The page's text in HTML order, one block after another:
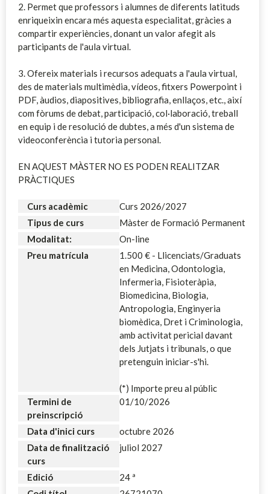
2. Permet que professors i alumnes de diferents latituds
enriqueixin encara més aquesta especialitat, gràcies a
compartir experiències, donant un valor afegit als
participants de l'aula virtual.
3. Ofereix materials i recursos adequats a l'aula virtual,
des de materials multimèdia, vídeos, fitxers Powerpoint i
PDF, àudios, diapositives, bibliografia, enllaços, etc., així
com fòrums de debat, participació, col·laboració, treball
en equip i de resolució de dubtes, a més d'un sistema de
videoconferència i tutoria personal.
EN AQUEST MÀSTER NO ES PODEN REALITZAR
PRÀCTIQUES
Curs acadèmic
Curs 2026/2027
Tipus de curs
Màster de Formació Permanent
Modalitat:
On-line
Preu matrícula
1.500 € - Llicenciats/Graduats
en Medicina, Odontologia,
Infermeria, Fisioteràpia,
Biomedicina, Biologia,
Antropologia, Enginyeria
biomèdica, Dret i Criminologia,
amb activitat pericial davant
dels Jutjats i tribunals, o que
pretenguin iniciar-s'hi.
(*) Importe preu al públic
Termini de
preinscripció
01/10/2026
Data d'inici curs
octubre 2026
Data de finalització
curs
juliol 2027
Edició
24 ª